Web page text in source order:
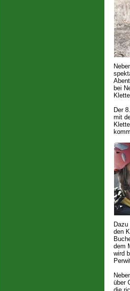
bei
Der
mit
den
dem
wird
über